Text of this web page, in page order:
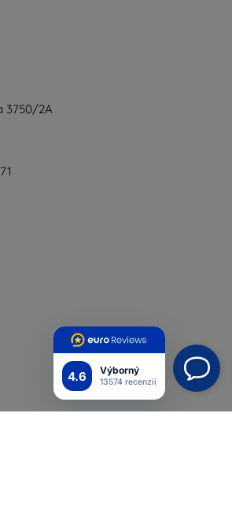
4.6 Výborný
13574 recenzií
3750/2A